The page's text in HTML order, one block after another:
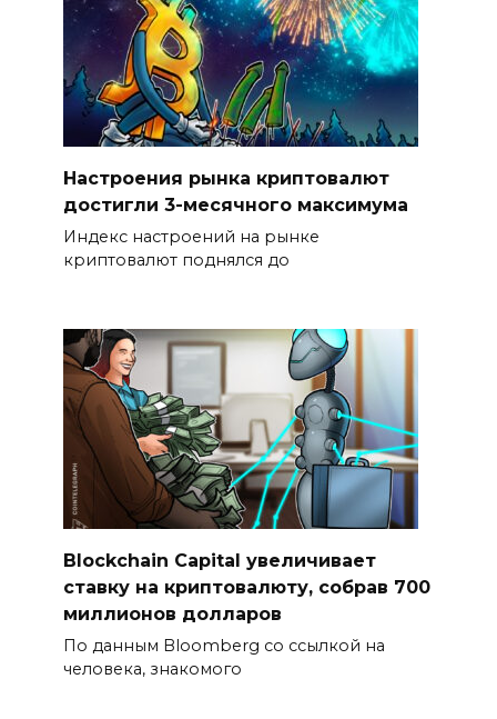
Настроения рынка криптовалют
достигли 3-месячного максимума
Индекс настроений на рынке
криптовалют поднялся до
Blockchain Capital увеличивает
ставку на криптовалюту, собрав 700
миллионов долларов
По данным Bloomberg со ссылкой на
человека, знакомого